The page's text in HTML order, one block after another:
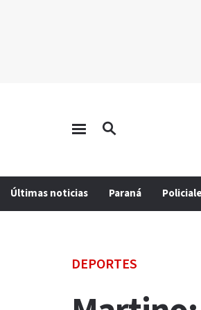
Últimas noticias Paraná
DEPORTES